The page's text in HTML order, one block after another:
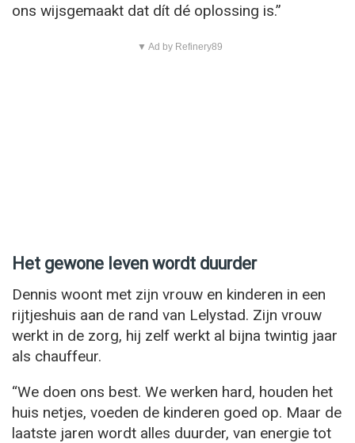
ons wijsgemaakt dat dít dé oplossing is.”
▼ Ad by Refinery89
Het gewone leven wordt duurder
Dennis woont met zijn vrouw en kinderen in een
rijtjeshuis aan de rand van Lelystad. Zijn vrouw
werkt in de zorg, hij zelf werkt al bijna twintig jaar
als chauffeur.
“We doen ons best. We werken hard, houden het
huis netjes, voeden de kinderen goed op. Maar de
laatste jaren wordt alles duurder, van energie tot